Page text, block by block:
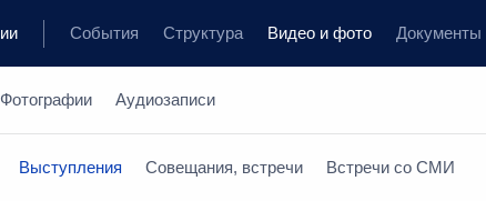
События Структура Видео и фото Документы
Фотографии Аудиозаписи
Выступления Совещания, встречи Встречи со СМИ